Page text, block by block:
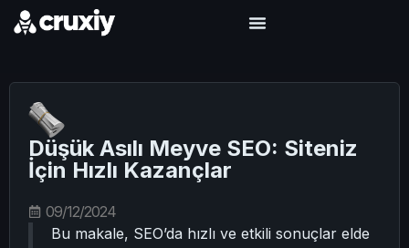
Düşük Asılı Meyve SEO: Siteniz
İçin Hızlı Kazançlar
09/12/2024
Bu makale, SEO’da hızlı ve etkili sonuçlar elde